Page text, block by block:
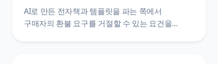
AI로 만든 전자책과 템플릿을 파는 쪽에서
구매자의 환불 요구를 거절할 수 있는 요건을